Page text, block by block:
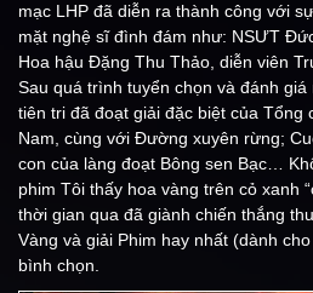
mạc LHP đã diễn ra thành công với
mặt nghệ sĩ đình đám như: NSƯT
Hoa hậu Đặng Thu Thảo, diễn viên
Sau quá trình tuyển chọn và đánh
tiên tri đã đoạt giải đặc biệt của Tổng
Nam, cùng với Đường xuyên rừng;
con của làng đoạt Bông sen Bạc…
phim Tôi thấy hoa vàng trên cỏ xanh
thời gian qua đã giành chiến thắng
Vàng và giải Phim hay nhất (dành
bình chọn.